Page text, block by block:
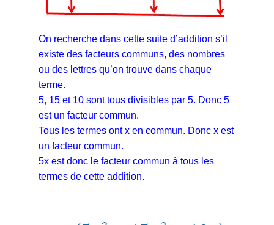
On recherche dans cette suite d’addition s’il
existe des facteurs communs, des nombres
ou des lettres qu’on trouve dans chaque
terme.
5, 15 et 10 sont tous divisibles par 5. Donc 5
est un facteur commun.
Tous les termes ont x en commun. Donc x est
un facteur commun.
5x est donc le facteur commun à tous les
termes de cette addition.